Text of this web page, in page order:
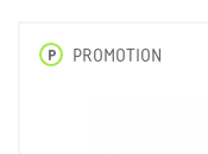
P PROMOTION